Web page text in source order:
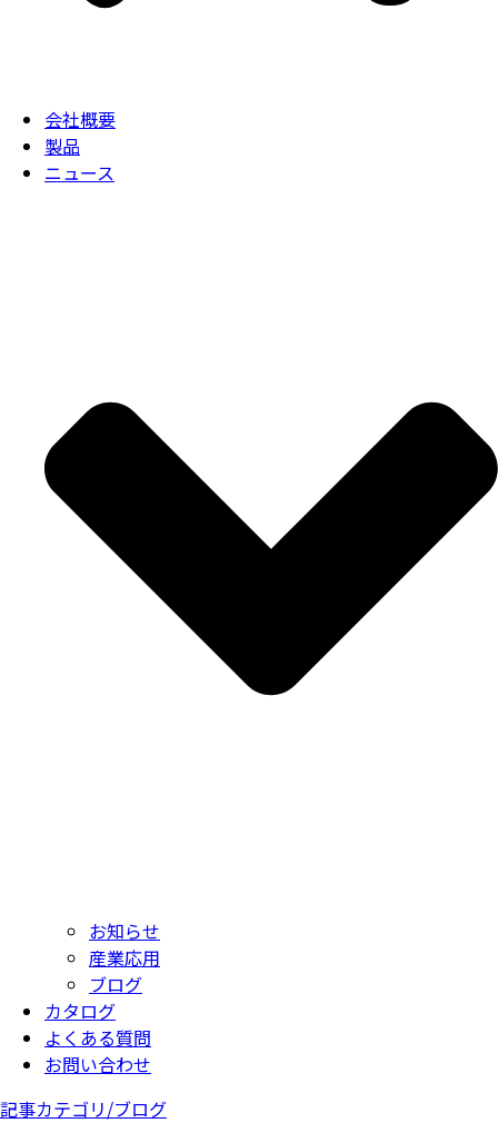
会社概要
製品
ニュース
お知らせ
産業応用
ブログ
カタログ
よくある質問
お問い合わせ
記事カテゴリ/ブログ